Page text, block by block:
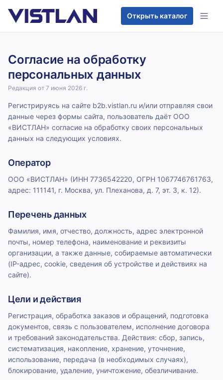
Открыть каталог
Согласие на обработку
персональных данных
Редакция от 7 июня 2026 г.
Регистрируясь на сайте b2b.vistlan.ru и/или отправляя свои
данные через формы сайта, пользователь даёт ООО
«ВИСТЛАН» согласие на обработку своих персональных
данных на следующих условиях.
Оператор
ООО «ВИСТЛАН» (ИНН 7736542220, ОГРН 1067746761763,
адрес: 111141, г. Москва, ул. Плеханова, д. 7, эт. 3, к. 12).
Перечень данных
Фамилия, имя, отчество, должность, адрес электронной
почты, номер телефона, наименование и реквизиты
организации, а также данные, собираемые автоматически
(IP-адрес, cookie, сведения об устройстве и действиях на
сайте).
Цели и действия
Регистрация, обработка заказов и обращений, подготовка
документов, связь с пользователем, исполнение договора
и требований законодательства. Действия: сбор, запись,
систематизация, накопление, хранение, уточнение,
использование, передача (в необходимых случаях),
блокирование, удаление, уничтожение, обезличивание.